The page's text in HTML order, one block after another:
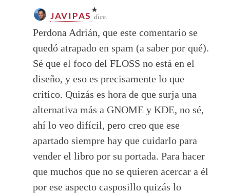
JAVIPAS dice:
Perdona Adrián, que este comentario se
quedó atrapado en spam (a saber por qué).
Sé que el foco del FLOSS no está en el
diseño, y eso es precisamente lo que
critico. Quizás es hora de que surja una
alternativa más a GNOME y KDE, no sé,
ahí lo veo difícil, pero creo que ese
apartado siempre hay que cuidarlo para
vender el libro por su portada. Para hacer
que muchos que no se quieren acercar a él
por ese aspecto casposillo quizás lo